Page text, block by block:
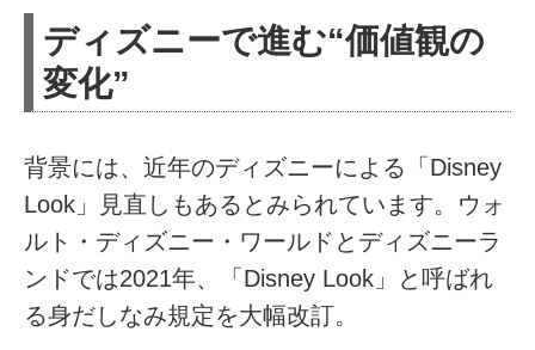
ディズニーで進む“価値観の
変化”
背景には、近年のディズニーによる「Disney
Look」見直しもあるとみられています。ウォ
ルト・ディズニー・ワールドとディズニーラ
ンドでは2021年、「Disney Look」と呼ばれ
る身だしなみ規定を大幅改訂。